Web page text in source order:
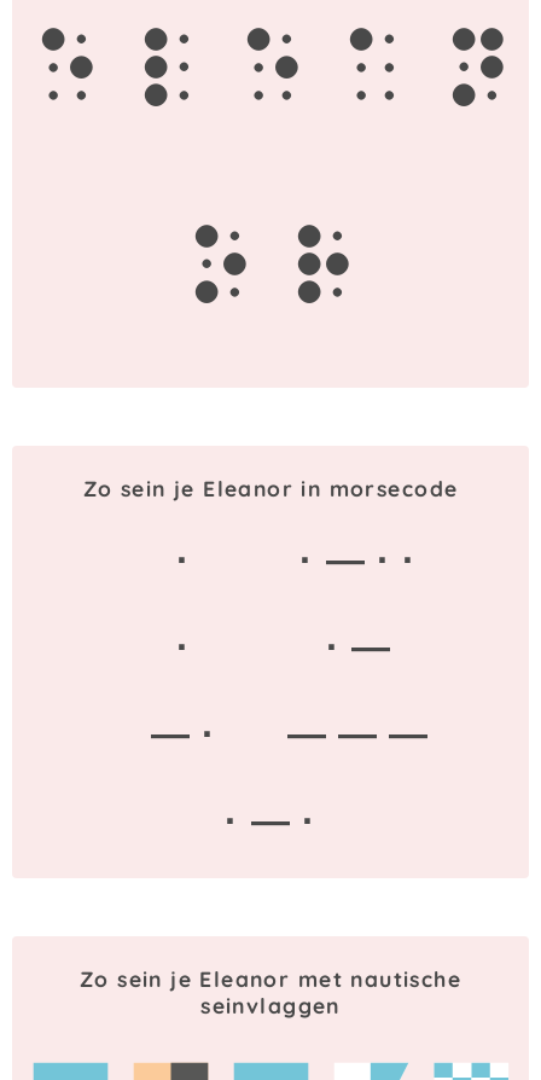
e l e a n
o r
Zo sein je Eleanor in morsecode
·
· — · ·
·
· —
— ·
— — —
· — ·
Zo sein je Eleanor met nautische
seinvlaggen